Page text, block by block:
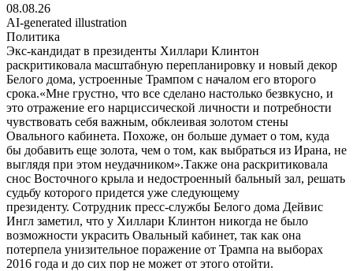
08.08.26
AI-generated illustration
Политика
Экс-кандидат в президенты Хиллари Клинтон
раскритиковала масштабную перепланировку и новый декор
Белого дома, устроенные Трампом с началом его второго
срока.«Мне грустно, что все сделано настолько безвкусно, и
это отражение его нарциссической личности и потребности
чувствовать себя важным, обклеивая золотом стены
Овального кабинета. Похоже, он больше думает о том, куда
бы добавить еще золота, чем о том, как выбраться из Ирана, не
выглядя при этом неудачником».Также она раскритиковала
снос Восточного крыла и недостроенный бальный зал, решать
судьбу которого придется уже следующему
президенту. Сотрудник пресс-службы Белого дома Дейвис
Ингл заметил, что у Хиллари Клинтон никогда не было
возможности украсить Овальный кабинет, так как она
потерпела унизительное поражение от Трампа на выборах
2016 года и до сих пор не может от этого отойти.